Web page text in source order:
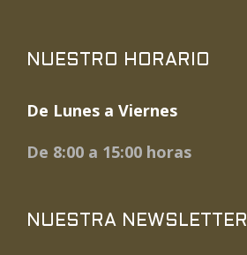
NUESTRO HORARIO
De Lunes a Viernes
De 8:00 a 15:00 horas
NUESTRA NEWSLETTER